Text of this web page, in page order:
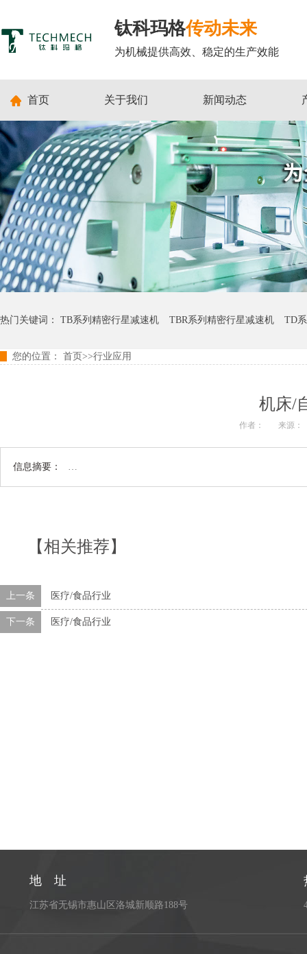
钛科玛格传动未来
为机械提供高效、稳定的生产效能
首页 关于我们 新闻动态
热门关键词： TB系列精密行星减速机 TBR系列精密行星减速机 TD
您的位置： 首页 >>行业应用
机床/
作者： 来源：
信息摘要： …
【相关推荐】
上一条 医疗/食品行业
下一条 医疗/食品行业
地 址
江苏省无锡市惠山区洛城新顺路188号